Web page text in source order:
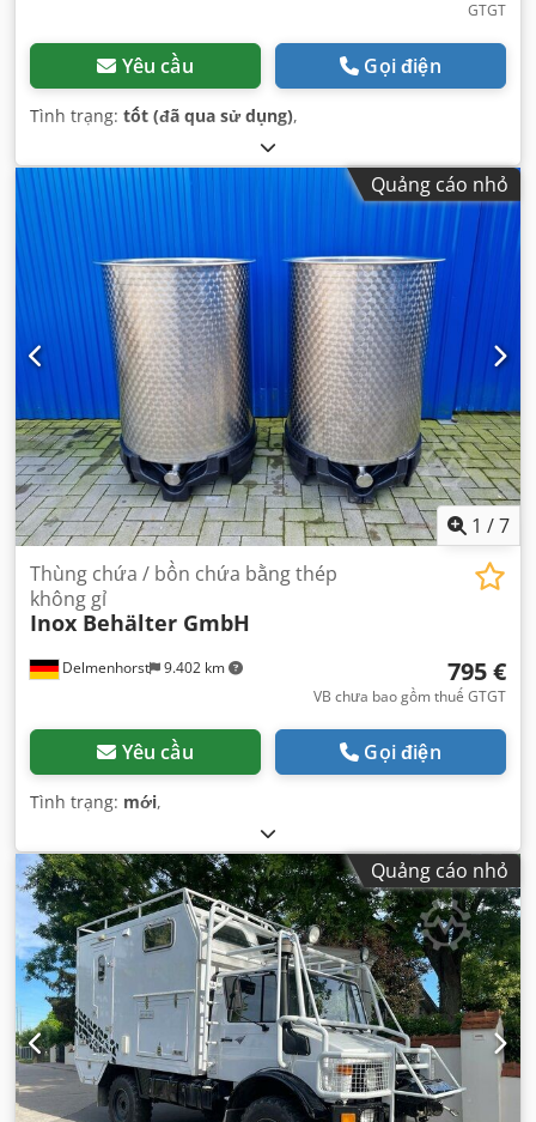
GTGT
Yêu cầu Gọi điện
Tình trạng: tốt (đã qua sử dụng),
Quảng cáo nhỏ
1 /7
Delmenhorst 9.402 km
Thùng chứa / bồn chứa bằng thép
không gỉ
Inox Behälter GmbH
795 €
VB chưa bao gồm thuế GTGT
Yêu cầu Gọi điện
Tình trạng: mới,
Quảng cáo nhỏ